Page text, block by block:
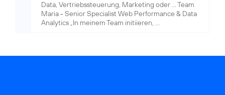
Data, Vertriebssteuerung, Marketing oder ... Team
Maria - Senior Specialist Web Performance & Data
Analytics „In meinem Team initiieren, ...